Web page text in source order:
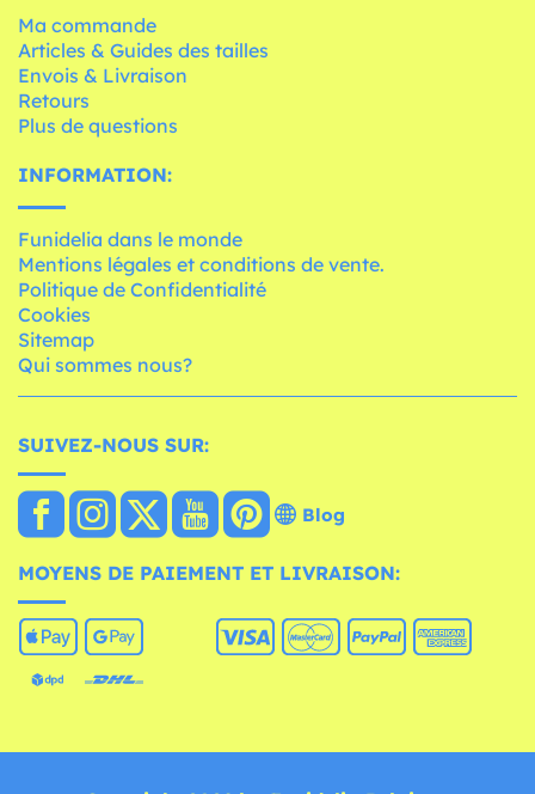
Ma commande
Articles & Guides des tailles
Envois & Livraison
Retours
Plus de questions
INFORMATION:
Funidelia dans le monde
Mentions légales et conditions de vente.
Politique de Confidentialité
Cookies
Sitemap
Qui sommes nous?
SUIVEZ-NOUS SUR:
Blog
MOYENS DE PAIEMENT ET LIVRAISON: